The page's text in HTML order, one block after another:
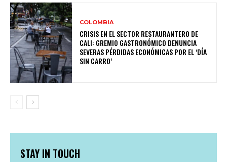
COLOMBIA
CRISIS EN EL SECTOR RESTAURANTERO DE
CALI: GREMIO GASTRONÓMICO DENUNCIA
SEVERAS PÉRDIDAS ECONÓMICAS POR EL ‘DÍA
SIN CARRO’
STAY IN TOUCH